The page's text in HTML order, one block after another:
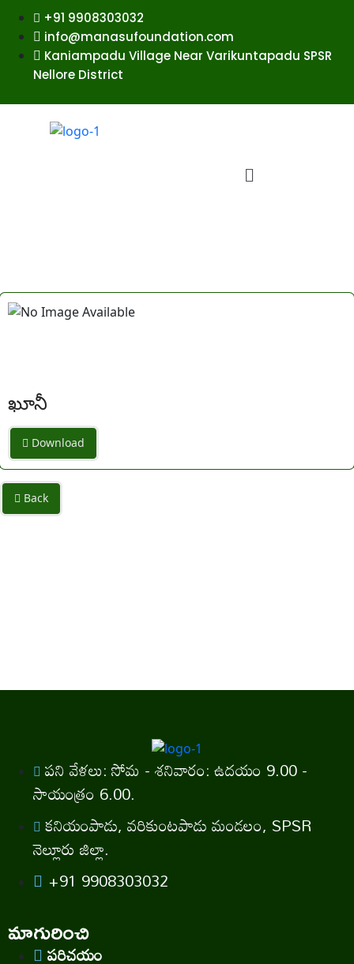
+91 9908303032
info@manasufoundation.com
Kaniampadu Village Near Varikuntapadu SPSR
Nellore District
ఖూనీ
Download
Back
పని వేళలు: సోమ - శనివారం: ఉదయం 9.00 -
సాయంత్రం 6.00.
కనియంపాడు, వరికుంటపాడు మండలం, SPSR
నెల్లూరు జిల్లా.
+91 9908303032
మాగురించి
పరిచయం